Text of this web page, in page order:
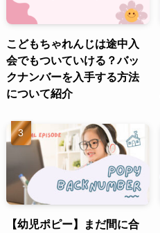
こどもちゃれんじは途中入
会でもついていける？バッ
クナンバーを入手する方法
について紹介
【幼児ポピー】まだ間に合